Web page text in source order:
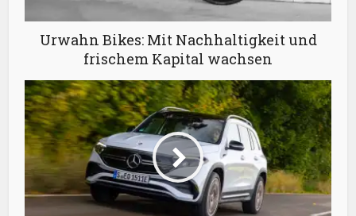
Urwahn Bikes: Mit Nachhaltigkeit und
frischem Kapital wachsen